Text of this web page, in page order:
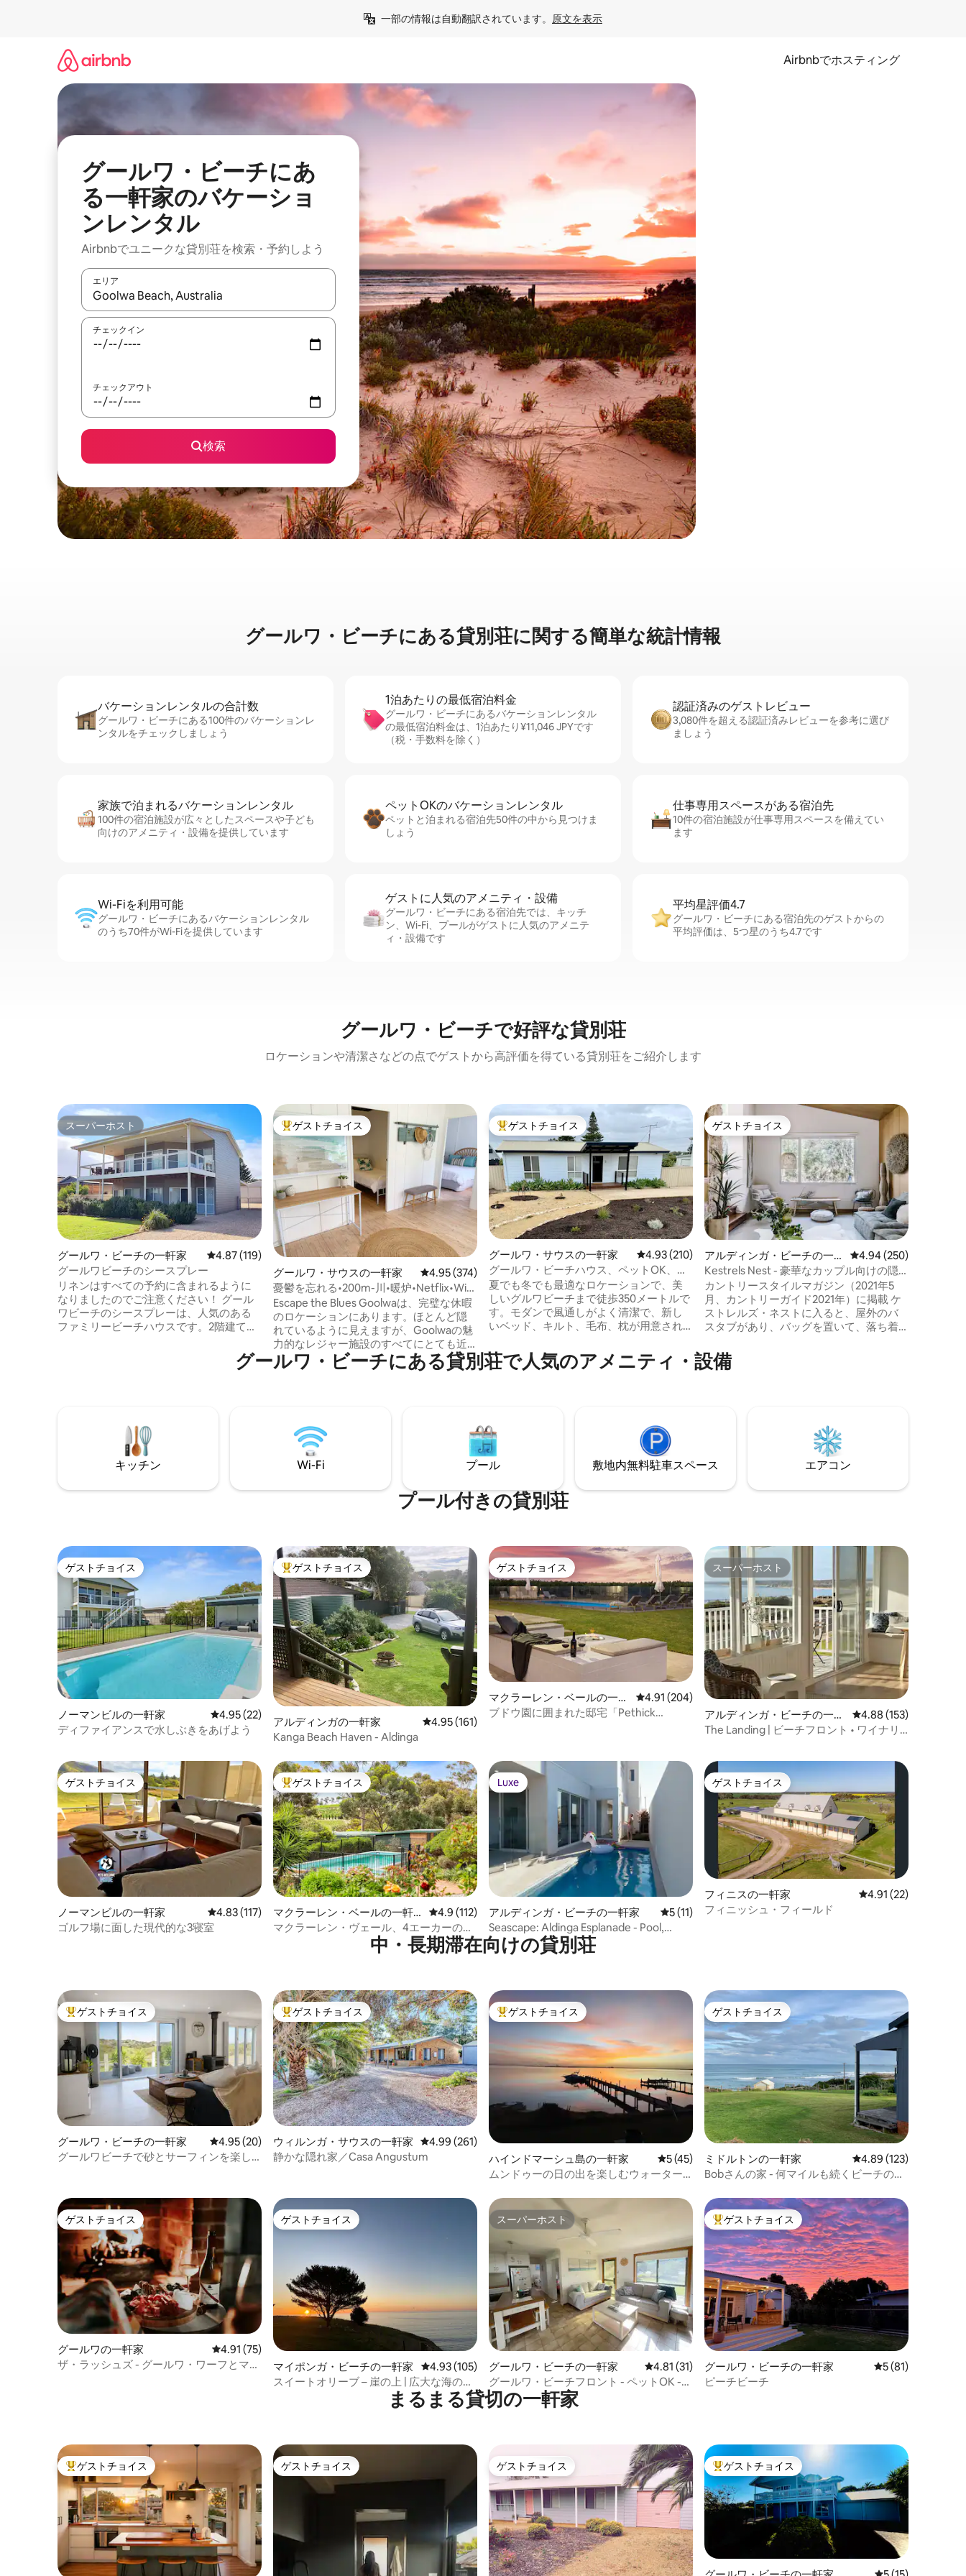
一部の情報は自動翻訳されています。 原文を表示
Airbnbでホスティング
グールワ・ビーチにあ
る一軒家のバケーショ
ンレンタル
Airbnbでユニークな貸別荘を検索・予約しよう
エリア
検索結果が表示されたら、上下の矢印キーを使って移動するか、画面をタッチまたはスワイプして検索結果を確認することができます。
チェックイン
チェックアウト
検索
グールワ・ビーチに⁠あ⁠る貸⁠別⁠荘⁠に関⁠す⁠る簡⁠単⁠な統⁠計⁠情⁠報
バケーションレ⁠ン⁠タ⁠ル⁠の合⁠計⁠数
グールワ・ビーチにある100件のバケーションレ
ンタルをチェックしましょう
1泊あたりの最⁠低⁠宿⁠泊⁠料⁠金
グールワ・ビーチにあるバケーションレンタル
の最低宿泊料金は、1泊あたり¥11,046 JPYです
（税・手数料を除く）
認証済みのゲ⁠ス⁠ト⁠レ⁠ビ⁠ュ⁠ー
3,080件を超える認証済みレビューを参考に選び
ましょう
家族で泊まれるバ⁠ケ⁠ー⁠シ⁠ョ⁠ンレ⁠ン⁠タ⁠ル
100件の宿泊施設が広々としたスペースや子ども
向けのアメニティ・設備を提供しています
ペットOKのバ⁠ケ⁠ー⁠シ⁠ョ⁠ンレ⁠ン⁠タ⁠ル
ペットと泊まれる宿泊先50件の中から見つけま
しょう
仕事専用ス⁠ペ⁠ー⁠スがあ⁠る宿⁠泊⁠先
10件の宿泊施設が仕事専用スペースを備えてい
ます
Wi-Fiを利⁠用⁠可⁠能
グールワ・ビーチにあるバケーションレンタル
のうち70件がWi-Fiを提供しています
ゲストに人⁠気⁠のア⁠メ⁠ニ⁠テ⁠ィ・設⁠備
グールワ・ビーチにある宿泊先では、キッチ
ン、Wi-Fi、プールがゲストに人気のアメニテ
ィ・設備です
平均星評価4.7
グールワ・ビーチにある宿泊先のゲストからの
平均評価は、5つ星のうち4.7です
グールワ・ビーチで好評な貸別荘
ロケーションや清潔さなどの点でゲストから高評価を得ている貸別荘をご紹介します
スーパーホスト
スーパーホスト
グールワ・ビーチの一軒家 レビュー119件、5つ星中4.87つ星の平均評価
4.87 (119)
グールワビーチのシースプレー
リネンはすべての予約に含まれるように
なりましたのでご注意ください！ グール
ワビーチのシースプレーは、人気のある
ファミリービーチハウスです。2階建ての
立したリビングエリア、リバースサイク
ルエアコン、ビリヤード台付きのファミ
裏庭の両方に芝生が敷かれており、遊び
場が十分にあり、裏庭にはフェンスが設
置されています。 フロントバルコニーと
裏ポーチには屋外設備があります。 Wi-Fi
冷蔵庫にあります。
大好評のゲストチョイスです。
ゲストチョイス
グールワ・サウスの一軒家 レビュー374件、5つ星中4.95つ星の平均評価
4.95 (374)
憂鬱を忘れる•200m-川•暖炉•Netflix•Wi-
Fi
Escape the Blues Goolwaは、完璧な休暇
のロケーションにあります。ほとんど隠
れているように見えますが、Goolwaの魅
力的なレジャー施設のすべてにとても近
いです。 *人気の自然遊び場、ボートラン
プ、Fleurieus、Bombora Cafeまでわずか
背面にエンターテイメントデッキ ＊Wi-Fi
＊Netflix付きスマートテレビ ＊高級リネ
ンとバスタオルをご用意しています ＊浄
水器を通した飲料水 ＊ボードゲームと卓
大好評のゲストチョイスです。
ゲストチョイス
グールワ・サウスの一軒家 レビュー210件、5つ星中4.93つ星の平均評価
4.93 (210)
グールワ・ビーチハウス、ペットOK、メ
インビーチまで徒歩
夏でも冬でも最適なロケーションで、美
しいグルワビーチまで徒歩350メートルで
す。モダンで風通しがよく清潔で、新し
いベッド、キルト、毛布、枕が用意され
意する必要があります）。快適さを追求
したラウンジが含まれています。大きな
大歓迎です。ベッドや毛布をお忘れな
く。どうぞお楽しみください。 Wi-Fiはあ
りません。ボードゲームやカードでリラ
ックスして楽しんでください。
ゲストチョイス
ゲストチョイス
アルディンガ・ビーチの一軒
家
レビュー250件、5つ星
4.94 (250)
Kestrels Nest - 豪華なカップル向けの隠
れ家
カントリースタイルマガジン（2021年5
月、カントリーガイド2021年）に掲載 ケ
ストレルズ・ネストに入ると、屋外のバ
スタブがあり、バッグを置いて、落ち着
す。 アルディンガ・スクラブ保護公園の
砂浜にあるこの美しく改装された小屋
再びつながるのに最適なカップル向けの
宿泊先です。 砂丘の上の小屋から海の景
色を楽しみ、星空の下でバスに浸り、デ
ッキでのんびりとした一日をお過ごしく
グールワ・ビーチにある貸別荘で人気のアメニティ・設備
キッチン Wi-Fi プール 敷地内無料駐⁠車ス⁠ペ⁠ー⁠ス エアコン
プール付きの貸別荘
ゲストチョイス
ゲストチョイス
ノーマンビルの一軒家 レビュー22件、5つ星中4.95つ星の平均評価
4.95 (22)
ディファイアンスで水しぶきをあげよう
大好評のゲストチョイスです。
ゲストチョイス
アルディンガの一軒家 レビュー161件、5つ星中4.95つ星の平均評価
4.95 (161)
Kanga Beach Haven - Aldinga
ゲストチョイス
ゲストチョイス
マクラーレン・ベールの一軒
家
レビュー204件、5つ星中4.91つ星の平均評価
4.91 (204)
ブドウ園に囲まれた邸宅「Pethick
スーパーホスト
スーパーホスト
アルディンガ・ビーチの一軒
家
レビュー153件、5つ
4.88 (153)
The Landing | ビーチフロント • ワイナリ
ゲストチョイス
ゲストチョイス
ノーマンビルの一軒家 レビュー117件、5つ星中4.83つ星の平均評価
4.83 (117)
ゴルフ場に面した現代的な3寝室
大好評のゲストチョイスです。
ゲストチョイス
マクラーレン・ベールの一軒
家
レビュー112件、5つ星中4.9つ星の平均評価
4.9 (112)
マクラーレン・ヴェール、4エーカーのブ
ドウ園のホリデーホーム
Luxe
Luxe
アルディンガ・ビーチの一軒家 レビュー11件、5つ星中5つ星の平均評価
5 (11)
Seascape: Aldinga Esplanade - Pool,
NobleSTR
ゲストチョイス
ゲストチョイス
フィニスの一軒家 レビュー22件、5つ
4.91 (22)
フィニッシュ・フィールド
中・長期滞在向けの貸別荘
大好評のゲストチョイスです。
ゲストチョイス
グールワ・ビーチの一軒家 レビュー20件、5つ星中4.95つ星の平均評価
4.95 (20)
グールワビーチで砂とサーフィンを楽し
大好評のゲストチョイスです。
ゲストチョイス
ウィルンガ・サウスの一軒家 レビュー261件、5つ星中4.99つ星の平均評価
4.99 (261)
静かな隠れ家／Casa Angustum
大好評のゲストチョイスです。
ゲストチョイス
ハインドマーシュ島の一軒家 レビュー45件、5つ星中5つ星の平均評価
5 (45)
ムンドゥーの日の出を楽しむウォーター
ゲストチョイス
ゲストチョイス
ミドルトンの一軒家 レビュー123件、5つ
4.89 (123)
Bobさんの家 - 何マイルも続くビーチの景
ゲストチョイス
ゲストチョイス
グールワの一軒家 レビュー75件、5つ星中4.91つ星の平均評価
4.91 (75)
ザ・ラッシュズ - グールワ・ワーフとマー
ゲストチョイス
ゲストチョイス
マイポンガ・ビーチの一軒家 レビュー105件、5つ星中4.93つ星の平均評価
4.93 (105)
スイートオリーブ – 崖の上 | 広大な海の眺
スーパーホスト
スーパーホスト
グールワ・ビーチの一軒家 レビュー31件、5つ星中4.81つ星の平均評価
4.81 (31)
グールワ・ビーチフロント - ペットOK -
無制限Wi-Fi
大好評のゲストチョイスです。
ゲストチョイス
グールワ・ビーチの一軒家 レビュー81件、5
5 (81)
ピーチビーチ
まるまる貸切の一軒家
大好評のゲストチョイスです。
ゲストチョイス ゲストチョイス
ゲストチョイス ゲストチョイス
ゲストチョイス 大好評のゲストチョイスです。
ゲストチョイス